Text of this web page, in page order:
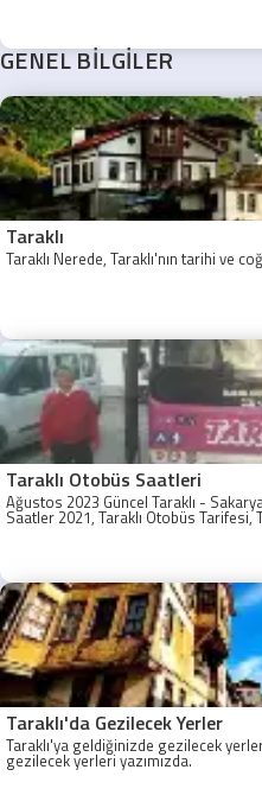
GENEL BİLGİLER
Taraklı
Taraklı Nerede, Taraklı'nın tarihi ve
Taraklı Otobüs Saatleri
Ağustos 2023 Güncel Taraklı -
Saatler 2021, Taraklı Otobüs
Taraklı - Sakarya Son Otobüs Ne
Taraklı'da Gezilecek Yerler
Taraklı'ya geldiğinizde gezilecek
gezilecek yerleri yazımızda.